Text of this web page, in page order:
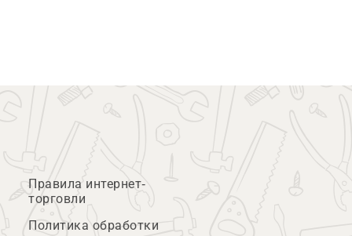
Правила интернет-
торговли
Политика обработки